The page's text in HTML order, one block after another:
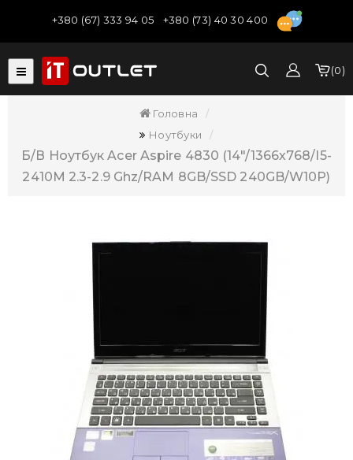
+380 (67) 333 94 05 +380 (73) 40 30 400
0
Головна
Ноутбуки
Б/В Ноутбук Acer Aspire 4830 (14"/1366х768/i5-
2410M 2.3-2.9 Ghz/RAM 8GB/SSD 240GB/W10P)